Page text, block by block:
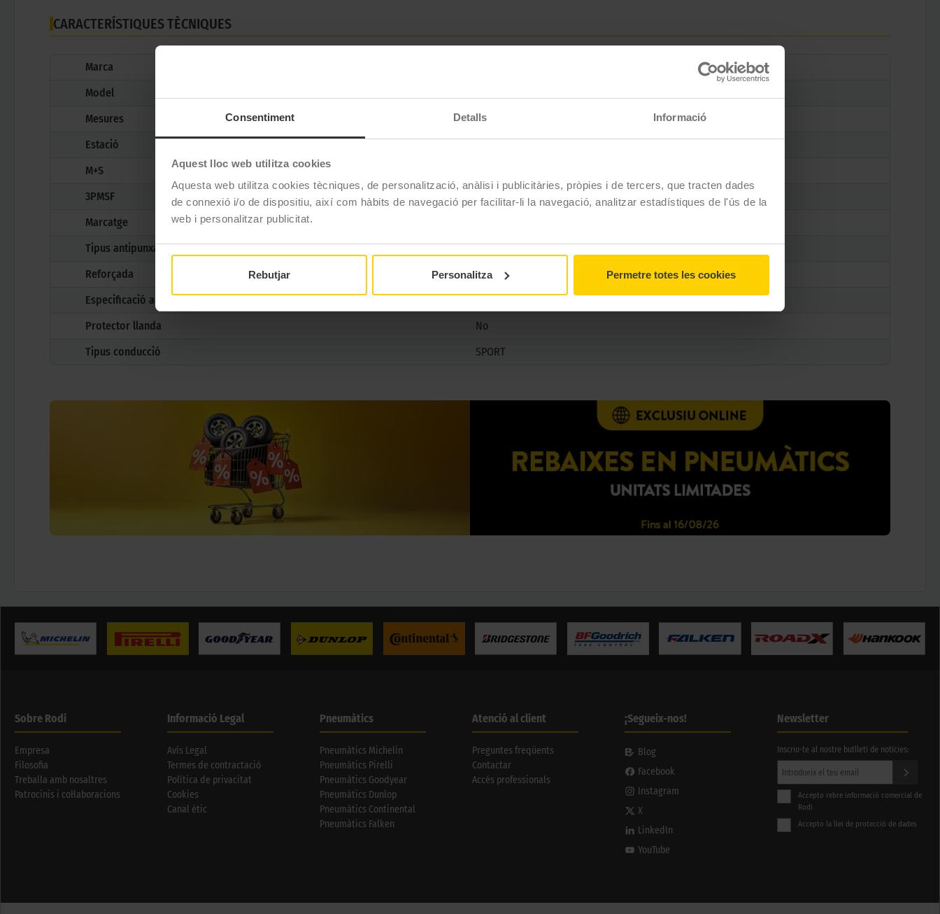
Consentiment Detalls Informació
Aquest lloc web utilitza cookies
Aquesta web utilitza cookies tècniques, de personalització, anàlisi i publicitàries, pròpies i de tercers, que tracten dades
de connexió i/o de dispositiu, així com hàbits de navegació per facilitar-li la navegació, analitzar estadístiques de l'ús de la
web i personalitzar publicitat.
Rebutjar Personalitza Permetre totes les cookies
CARACTERÍSTIQUES TÈCNIQUES
Marca
Model
Mesures
245/35 R19 93 Y
Estació
M+S
3PMSF
No
Marcatge
Tipus antipunxades
Reforçada
XL Reforzado
Especificació adicional
Protector llanda
No
Tipus conducció
SPORT
Sobre Rodi
Empresa
Filosofia
Treballa amb nosaltres
Patrocinis i col·laboracions
Informació Legal
Avís Legal
Termes de contractació
Política de privacitat
Cookies
Canal ètic
Pneumàtics
Pneumàtics Michelin
Pneumàtics Pirelli
Pneumàtics Goodyear
Pneumàtics Dunlop
Pneumàtics Continental
Pneumàtics Falken
Atenció al client
Preguntes freqüents
Contactar
Accés professionals
¡Segueix-nos!
Blog
Facebook
Instagram
X
LinkedIn
YouTube
Newsletter
Inscriu-te al nostre butlletí de notícies:
Accepto rebre informació comercial de
Rodi
Accepto la llei de protecció de dades